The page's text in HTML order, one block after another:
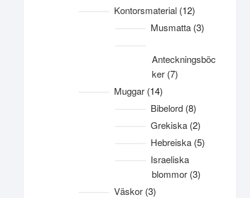
produkter
Kontorsmaterial 1212
produkter
Musmatta 33
Anteckningsböc
ker 77
Muggar 1414
produkter
Bibelord 88
produkter
Grekiska 22
produkter
Hebreiska 55
Israeliska
blommor 33
Väskor 33